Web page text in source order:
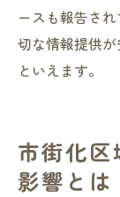
ースも報告さ
切な情報提供
といえます。
市街化区
影響とは